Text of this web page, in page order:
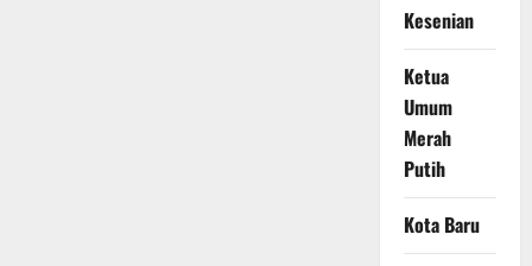
Kesenian
Ketua
Umum
Merah
Putih
Kota Baru